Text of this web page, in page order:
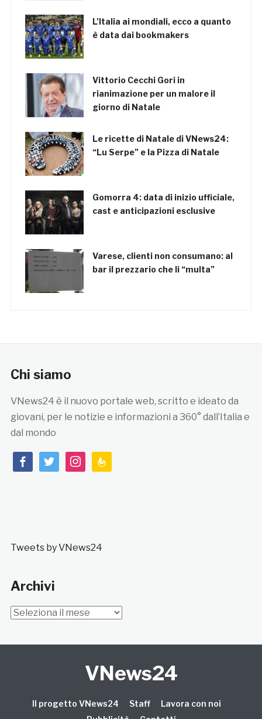
L’Italia ai mondiali, ecco a quanto
è data dai bookmakers
Vittorio Cecchi Gori in
rianimazione per un malore il
giorno di Natale
Le ricette di Natale di VNews24:
“Lu Serpe” e la Pizza di Natale
Gomorra 4: data di inizio ufficiale,
cast e anticipazioni esclusive
Varese, clienti non consumano: al
bar il prezzario che li “multa”
Chi siamo
VNews24 è il nuovo portale web, scritto e ideato da
giovani, per le notizie e informazioni a 360° dall’Italia e
dal mondo
facebooktwitterinstagramfeedburner
Tweets by VNews24
Archivi
Archivi
VNews24
Il progetto VNews24 Staff
Lavora con noi